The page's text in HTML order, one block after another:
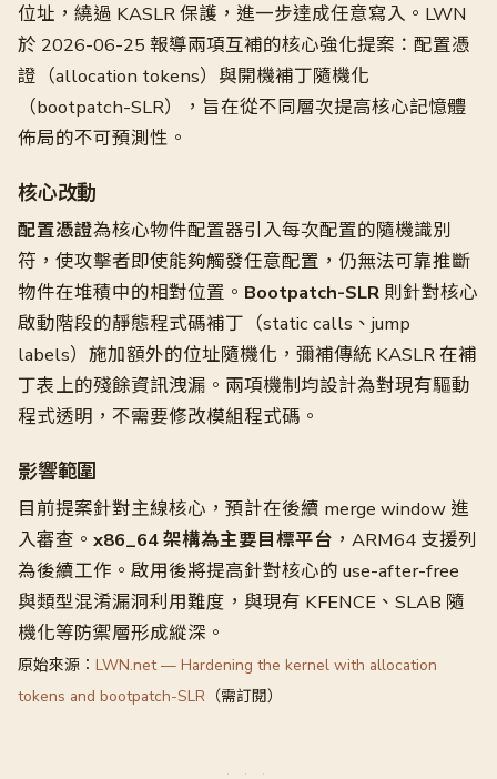
位址，繞過 KASLR 保護，進一步達成任意寫入。LWN
於 2026-06-25 報導兩項互補的核心強化提案：配置憑
證（allocation tokens）與開機補丁隨機化
（bootpatch-SLR），旨在從不同層次提高核心記憶體
佈局的不可預測性。
核心改動
配置憑證為核心物件配置器引入每次配置的隨機識別
符，使攻擊者即使能夠觸發任意配置，仍無法可靠推斷
物件在堆積中的相對位置。 Bootpatch-SLR 則針對核心
啟動階段的靜態程式碼補丁（static calls、jump
labels）施加額外的位址隨機化，彌補傳統 KASLR 在補
丁表上的殘餘資訊洩漏。兩項機制均設計為對現有驅動
程式透明，不需要修改模組程式碼。
影響範圍
目前提案針對主線核心，預計在後續 merge window 進
入審查。 x86_64 架構為主要目標平台 ，ARM64 支援列
為後續工作。啟用後將提高針對核心的 use-after-free
與類型混淆漏洞利用難度，與現有 KFENCE、SLAB 隨
機化等防禦層形成縱深。
原始來源： LWN.net — Hardening the kernel with allocation
tokens and bootpatch-SLR （需訂閱）